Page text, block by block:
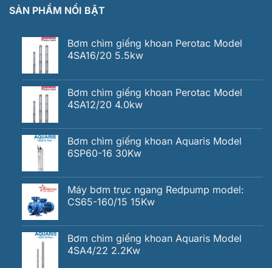
SẢN PHẨM NỔI BẬT
Bơm chìm giếng khoan Perotac Model
4SA16/20 5.5kw
Bơm chìm giếng khoan Perotac Model
4SA12/20 4.0kw
Bơm chìm giếng khoan Aquaris Model
6SP60-16 30Kw
Máy bơm trục ngang Redpump model:
CS65-160/15 15Kw
Bơm chìm giếng khoan Aquaris Model
4SA4/22 2.2Kw